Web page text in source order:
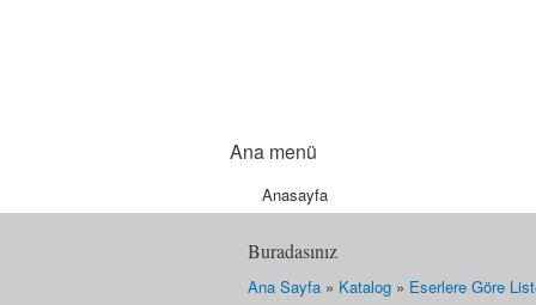
Ana menü
Anasayfa
Buradasınız
Ana Sayfa » Katalog » Eserlere Göre